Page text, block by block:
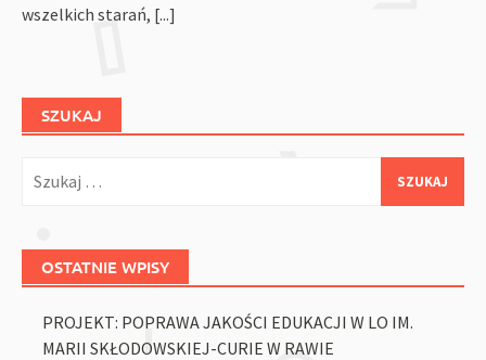
wszelkich starań, [...]
SZUKAJ
OSTATNIE WPISY
PROJEKT: POPRAWA JAKOŚCI EDUKACJI W LO IM.
MARII SKŁODOWSKIEJ-CURIE W RAWIE